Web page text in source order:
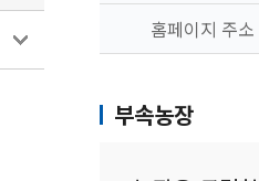
홈페이지 주소
부속농장